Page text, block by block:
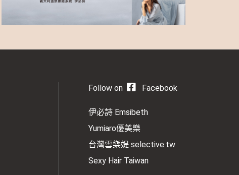
Follow on Facebook
伊必詩 Emsibeth
Yumiaro優美樂
台灣雪樂媞 selective.tw
Sexy Hair Taiwan